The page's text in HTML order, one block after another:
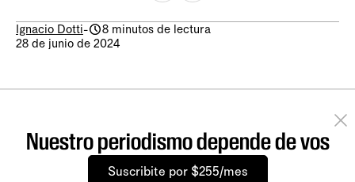
Ignacio Dotti-
8 minutos de lectura
28 de junio de 2024
Nuestro periodismo depende de vos
Suscribite por $255/mes